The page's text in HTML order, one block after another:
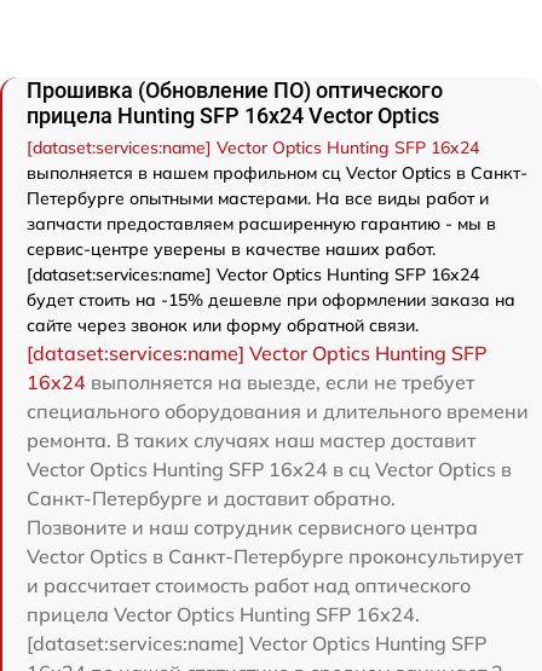
Прошивка (Обновление ПО) оптического
прицела Hunting SFP 16x24 Vector Optics
[dataset:services:name] Vector Optics Hunting SFP 16x24
выполняется в нашем профильном сц Vector Optics в Санкт-
Петербурге опытными мастерами. На все виды работ и
запчасти предоставляем расширенную гарантию - мы в
сервис-центре уверены в качестве наших работ.
[dataset:services:name] Vector Optics Hunting SFP 16x24
будет стоить на -15% дешевле при оформлении заказа на
сайте через звонок или форму обратной связи.
[dataset:services:name] Vector Optics Hunting SFP
16x24 выполняется на выезде, если не требует
специального оборудования и длительного времени
ремонта. В таких случаях наш мастер доставит
Vector Optics Hunting SFP 16x24 в сц Vector Optics в
Санкт-Петербурге и доставит обратно.
Позвоните и наш сотрудник сервисного центра
Vector Optics в Санкт-Петербурге проконсультирует
и рассчитает стоимость работ над оптического
прицела Vector Optics Hunting SFP 16x24.
[dataset:services:name] Vector Optics Hunting SFP